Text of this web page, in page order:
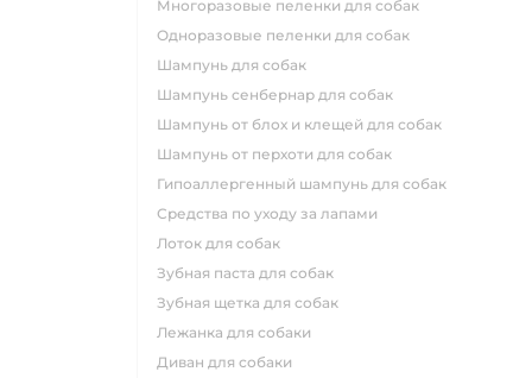
многоразовые пеленки для собак
одноразовые пеленки для собак
шампунь для собак
шампунь сенбернар для собак
шампунь от блох и клещей для собак
шампунь от перхоти для собак
гипоаллергенный шампунь для собак
средства по уходу за лапами
лоток для собак
зубная паста для собак
зубная щетка для собак
лежанка для собаки
диван для собаки